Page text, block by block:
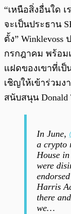
“เหนือสิ่งอื่นใด เ
จะเป็นประธาน
ตั้ง”
กรกฎาคม พร้อมเ
แฝดของเขาที่เป็
เชิญให้เข้าร่วม
สนับสนุน Donald
In June,
a crypto
House
were
endorsed
Harris
there
we…